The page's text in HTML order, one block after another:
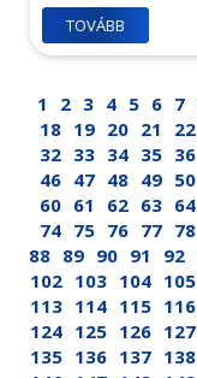
TOVÁBB
1 2 3 4 5 6 7
18 19 20 21 22
32 33 34 35 36
46 47 48 49 50
60 61 62 63 64
74 75 76 77 78
88 89 90 91 92
102 103 104 105
113 114 115 116
124 125 126 127
135 136 137 138